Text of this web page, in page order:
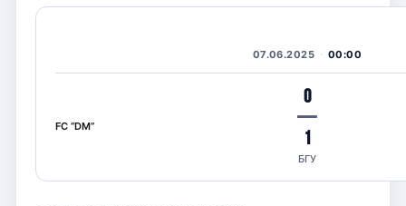
07.06.2025 00:00
FC “DM”
0
—
1
БГУ